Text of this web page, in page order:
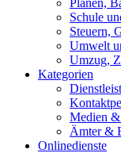
Planen,
Schule
Steuern,
Umwelt
Umzug,
Kategorien
Medien
Ämter &
Onlinedienste